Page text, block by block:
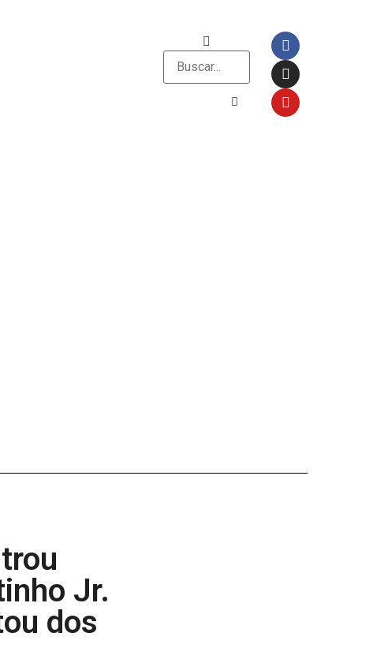
Jr.
dos